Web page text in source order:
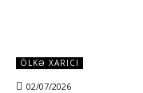
ÖLKƏ XARICI
02/07/2026